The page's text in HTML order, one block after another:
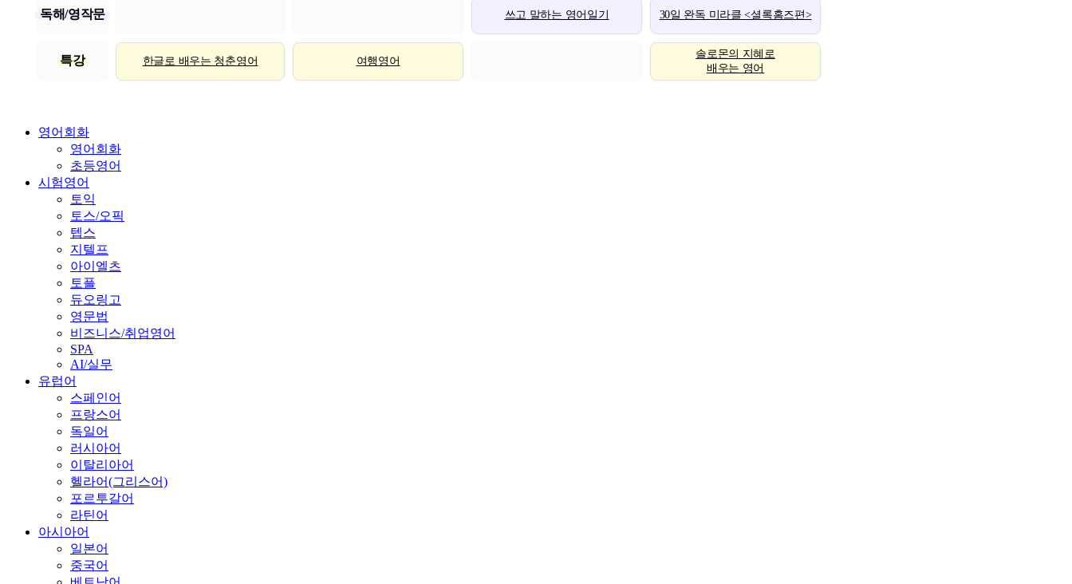
독해/영작문 쓰고 말하는 영어일기 30일 완독 미라클 <셜록홈즈편>
특강 한글로 배우는 청춘영어 여행영어
솔로몬의 지혜로
배우는 영어
영어회화
영어회화
초등영어
시험영어
토익
토스/오픽
텝스
지텔프
아이엘츠
토플
듀오링고
영문법
비즈니스/취업영어
SPA
AI/실무
유럽어
스페인어
프랑스어
독일어
러시아어
이탈리아어
헬라어(그리스어)
포르투갈어
라틴어
아시아어
일본어
중국어